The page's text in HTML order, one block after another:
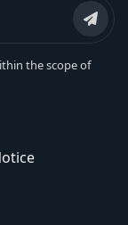
the scope of